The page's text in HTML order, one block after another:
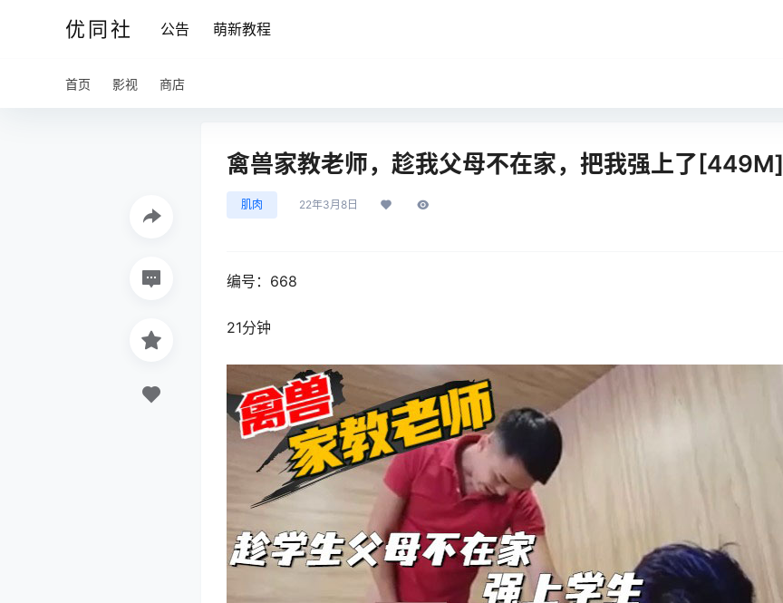
优同社 公告 萌新教程
首页 影视 商店
禽兽家教老师，趁我父母不在家，把我强上了[449M]
肌肉 22年3月8日
编号：668
21分钟